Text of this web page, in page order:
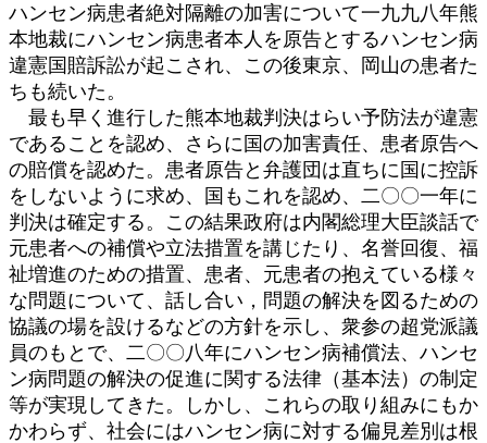
ハンセン病患者絶対隔離の加害について一九九八年熊
本地裁にハンセン病患者本人を原告とするハンセン病
違憲国賠訴訟が起こされ、この後東京、岡山の患者た
ちも続いた。
最も早く進行した熊本地裁判決はらい予防法が違憲
であることを認め、さらに国の加害責任、患者原告へ
の賠償を認めた。患者原告と弁護団は直ちに国に控訴
をしないように求め、国もこれを認め、二〇〇一年に
判決は確定する。この結果政府は内閣総理大臣談話で
元患者への補償や立法措置を講じたり、名誉回復、福
祉増進のための措置、患者、元患者の抱えている様々
な問題について、話し合い，問題の解決を図るための
協議の場を設けるなどの方針を示し、衆参の超党派議
員のもとで、二〇〇八年にハンセン病補償法、ハンセ
ン病問題の解決の促進に関する法律（基本法）の制定
等が実現してきた。しかし、これらの取り組みにもか
かわらず、社会にはハンセン病に対する偏見差別は根